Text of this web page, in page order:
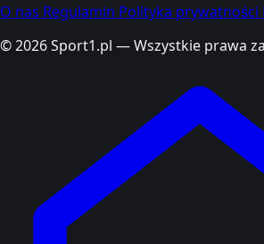
O nas Regulamin Polityka prywatności
© 2026 Sport1.pl — Wszystkie prawa